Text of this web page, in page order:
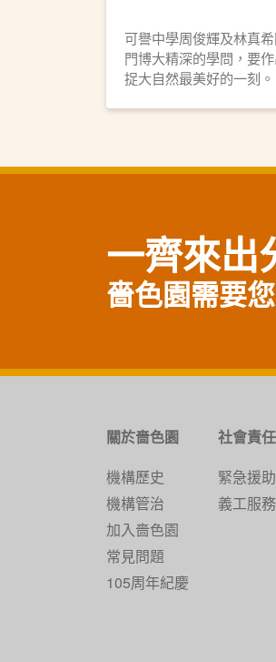
可譽中學周俊輝及林真
門博大精深的學問，要
捉大自然最美好的一刻。
一齊來出
嗇色園需要
關於嗇色園
機構歷史
機構管治
加入嗇色園
常見問題
105周年紀慶
社會責任
緊急援
義工服務